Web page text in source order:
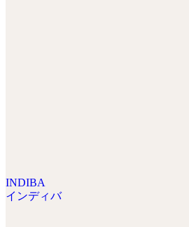
INDIBA
インディバ